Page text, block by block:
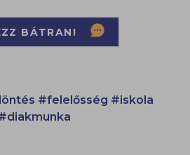
BÁTRAN!
#felelősség #iskola